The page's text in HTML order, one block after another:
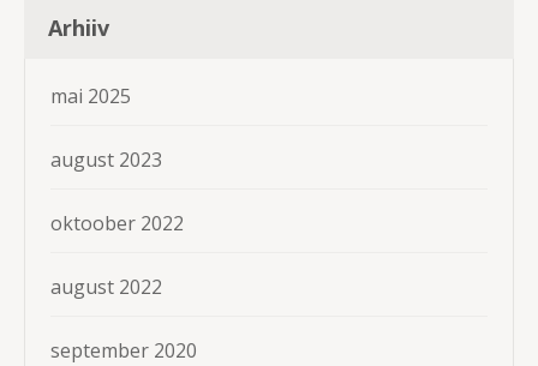
Arhiiv
mai 2025
august 2023
oktoober 2022
august 2022
september 2020